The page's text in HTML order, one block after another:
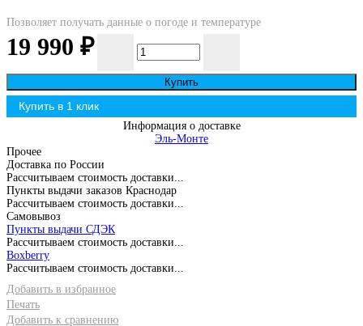
Позволяет получать данные о погоде и температуре
19 990 ₽
Купить
Информация о доставке
Эль-Монте
Прочее
Доставка по России
Рассчитываем стоимость доставки...
Пункты выдачи заказов Краснодар
Рассчитываем стоимость доставки...
Самовывоз
Пункты выдачи СДЭК
Рассчитываем стоимость доставки...
Boxberry
Рассчитываем стоимость доставки...
Добавить в избранное
Печать
Добавить к сравнению